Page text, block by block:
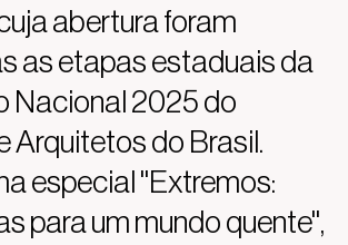
abertura foram
as etapas estaduais da
Nacional 2025 do
Arquitetos do Brasil.
especial "Extremos:
para um mundo quente",